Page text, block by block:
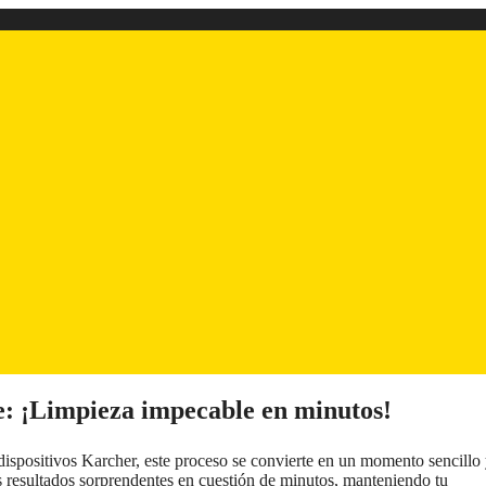
¡Limpieza impecable en minutos!
Karcher, este proceso se convierte en un momento sencillo
sorprendentes en cuestión de minutos, manteniendo tu